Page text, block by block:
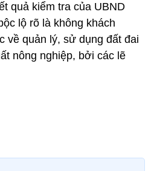
quả kiểm tra của UBND
lộ rõ là không khách
về quản lý, sử dụng đất đai
nông nghiệp, bởi các lẽ